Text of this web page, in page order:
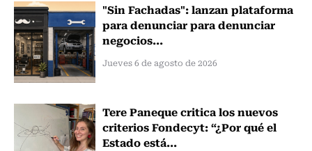
"Sin Fachadas": lanzan plataforma
para denunciar para denunciar
negocios...
Jueves 6 de agosto de 2026
Tere Paneque critica los nuevos
criterios Fondecyt: “¿Por qué el
Estado está...